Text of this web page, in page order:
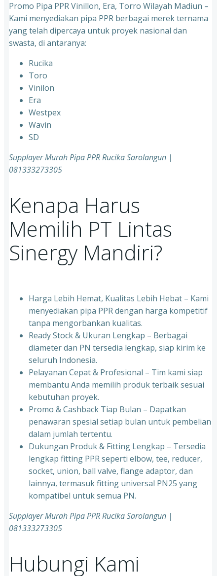
Promo Pipa PPR Vinillon, Era, Torro Wilayah Madiun –
Kami menyediakan pipa PPR berbagai merek ternama
yang telah dipercaya untuk proyek nasional dan
swasta, di antaranya:
Rucika
⁠Toro
⁠Vinilon
⁠Era
⁠Westpex
⁠Wavin
⁠SD
Supplayer Murah Pipa PPR Rucika Sarolangun |
081333273305
Kenapa Harus
Memilih PT Lintas
Sinergy Mandiri?
Harga Lebih Hemat, Kualitas Lebih Hebat – Kami
menyediakan pipa PPR dengan harga kompetitif
tanpa mengorbankan kualitas.
⁠Ready Stock & Ukuran Lengkap – Berbagai
diameter dan PN tersedia lengkap, siap kirim ke
seluruh Indonesia.
⁠Pelayanan Cepat & Profesional – Tim kami siap
membantu Anda memilih produk terbaik sesuai
kebutuhan proyek.
⁠Promo & Cashback Tiap Bulan – Dapatkan
penawaran spesial setiap bulan untuk pembelian
dalam jumlah tertentu.
⁠Dukungan Produk & Fitting Lengkap – Tersedia
lengkap fitting PPR seperti elbow, tee, reducer,
socket, union, ball valve, flange adaptor, dan
lainnya, termasuk fitting universal PN25 yang
kompatibel untuk semua PN.
Supplayer Murah Pipa PPR Rucika Sarolangun |
081333273305
Hubungi Kami